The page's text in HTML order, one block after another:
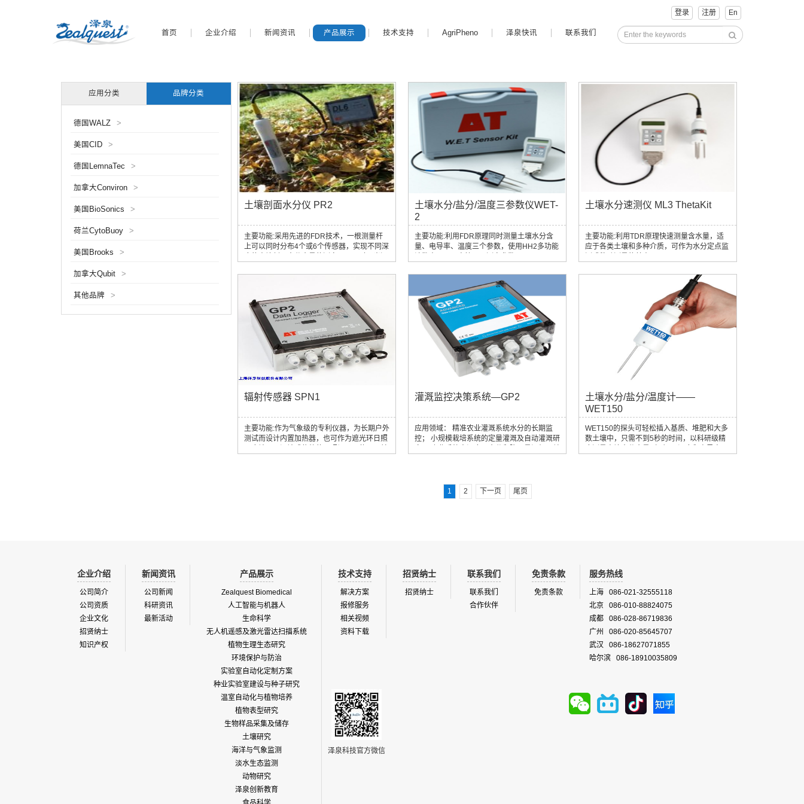
登录 注册 En
首页 企业介绍 新闻资讯 产品展示 技术支持 AgriPheno 泽泉快讯 联系我们
应用分类 品牌分类
德国WALZ >
美国CID >
德国LemnaTec >
加拿大Conviron >
美国BioSonics >
荷兰CytoBuoy >
美国Brooks >
加拿大Qubit >
其他品牌 >
土壤剖面水分仪 PR2
主要功能:采用先进的FDR技术，一根测量杆
上可以同时分布4个或6个传感器，实现不同深
用方便，不受土壤盐分影响。
土壤水分/盐分/温度三参数仪WET-
2
主要功能:利用FDR原理同时测量土壤水分含
量、电导率、温度三个参数，使用HH2多功能
土壤水分速测仪 ML3 ThetaKit
主要功能:利用TDR原理快速测量含水量，适
应于各类土壤和多种介质，可作为水分定点监
辐射传感器 SPN1
主要功能:作为气象级的专利仪器，为长期户外
测试而设计内置加热器，也可作为遮光环日照
灌溉监控决策系统—GP2
应用领域： 精准农业灌溉系统水分的长期监
控； 小规模栽培系统的定量灌溉及自动灌溉研
土壤水分/盐分/温度计——
WET150
WET150的探头可轻松插入基质、堆肥和大多
数土壤中，只需不到5秒的时间，以科研级精
1 2 下一页 尾页
企业介绍
公司简介
公司资质
企业文化
招贤纳士
知识产权
新闻资讯
公司新闻
科研资讯
最新活动
产品展示
Zealquest Biomedical
人工智能与机器人
生命科学
无人机遥感及激光雷达扫描系统
植物生理生态研究
环境保护与防治
实验室自动化定制方案
种业实验室建设与种子研究
温室自动化与植物培养
植物表型研究
生物样品采集及储存
土壤研究
海洋与气象监测
淡水生态监测
动物研究
泽泉创新教育
技术支持
解决方案
报修服务
相关视频
资料下载
招贤纳士
招贤纳士
联系我们
联系我们
合作伙伴
免责条款
免责条款
服务热线
上海 086-021-32555118
北京 086-010-88824075
成都 086-028-86719836
广州 086-020-85645707
武汉 086-18627071855
哈尔滨 086-18910035809
泽泉科技官方微信